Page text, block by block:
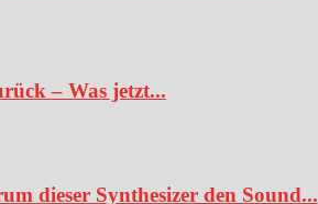
– Was jetzt...
dieser Synthesizer den Sound...